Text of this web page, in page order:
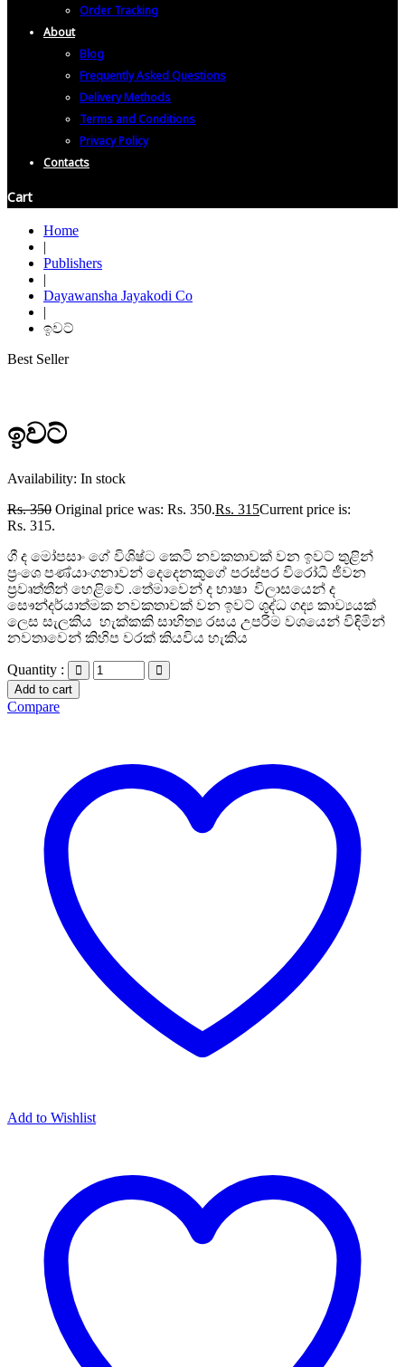
Order Tracking
About
Blog
Frequently Asked Questions
Delivery Methods
Terms and Conditions
Privacy Policy
Contacts
Cart
Home
|
Publishers
|
Dayawansha Jayakodi Co
|
ඉවට්
Best Seller
ඉවට්
Availability: In stock
Rs.350 Original price was: Rs. 350.Rs. 315Current price is:
Rs. 315.
ගී ද මෝපසාං ගේ විශිෂ්ට කෙටි නවකතාවක් වන ඉවට් තුළින්
ප්‍රංශෙ පණ්යාංගනාවන් දෙදෙනකුගේ පරස්පර විරෝධී ජීවන
ප්‍රවෘත්තීන් හෙළිවේ .තේමාවෙන් ද භාෂා විලාසයෙන් ද
සෞන්දර්යාත්මක නවකතාවක් වන ඉවට් ශුද්ධ ගද්‍ය කාව්‍යයක්
ලෙස සැලකිය හැක්කකි සාහිත්‍ය රසය උපරිම වශයෙන් විඳිමින්
නවතාවෙන් කිහිප වරක් කියවිය හැකිය
Quantity :
Add to cart
Compare
Add to Wishlist